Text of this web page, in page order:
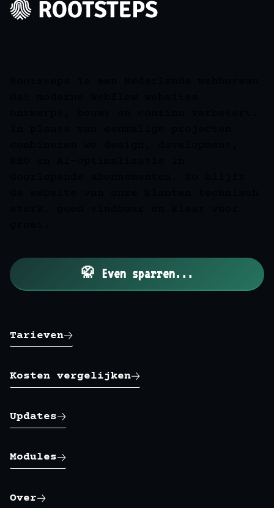
🥋 Even sparren...
Tarieven
Kosten vergelijken
Updates
Modules
Over